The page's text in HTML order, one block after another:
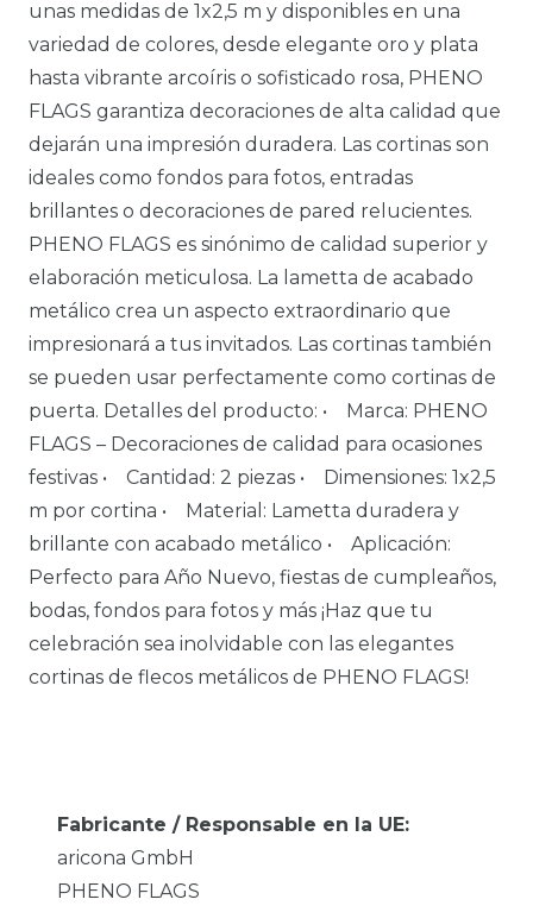
unas medidas de 1x2,5 m y disponibles en una
variedad de colores, desde elegante oro y plata
hasta vibrante arcoíris o sofisticado rosa, PHENO
FLAGS garantiza decoraciones de alta calidad que
dejarán una impresión duradera. Las cortinas son
ideales como fondos para fotos, entradas
brillantes o decoraciones de pared relucientes.
PHENO FLAGS es sinónimo de calidad superior y
elaboración meticulosa. La lametta de acabado
metálico crea un aspecto extraordinario que
impresionará a tus invitados. Las cortinas también
se pueden usar perfectamente como cortinas de
puerta. Detalles del producto: • Marca: PHENO
FLAGS – Decoraciones de calidad para ocasiones
festivas • Cantidad: 2 piezas • Dimensiones: 1x2,5
m por cortina • Material: Lametta duradera y
brillante con acabado metálico • Aplicación:
Perfecto para Año Nuevo, fiestas de cumpleaños,
bodas, fondos para fotos y más ¡Haz que tu
celebración sea inolvidable con las elegantes
cortinas de flecos metálicos de PHENO FLAGS!
Fabricante / Responsable en la UE:
aricona GmbH
PHENO FLAGS